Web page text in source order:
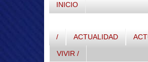
INICIO
/ ACTUALIDAD
VIVIR /